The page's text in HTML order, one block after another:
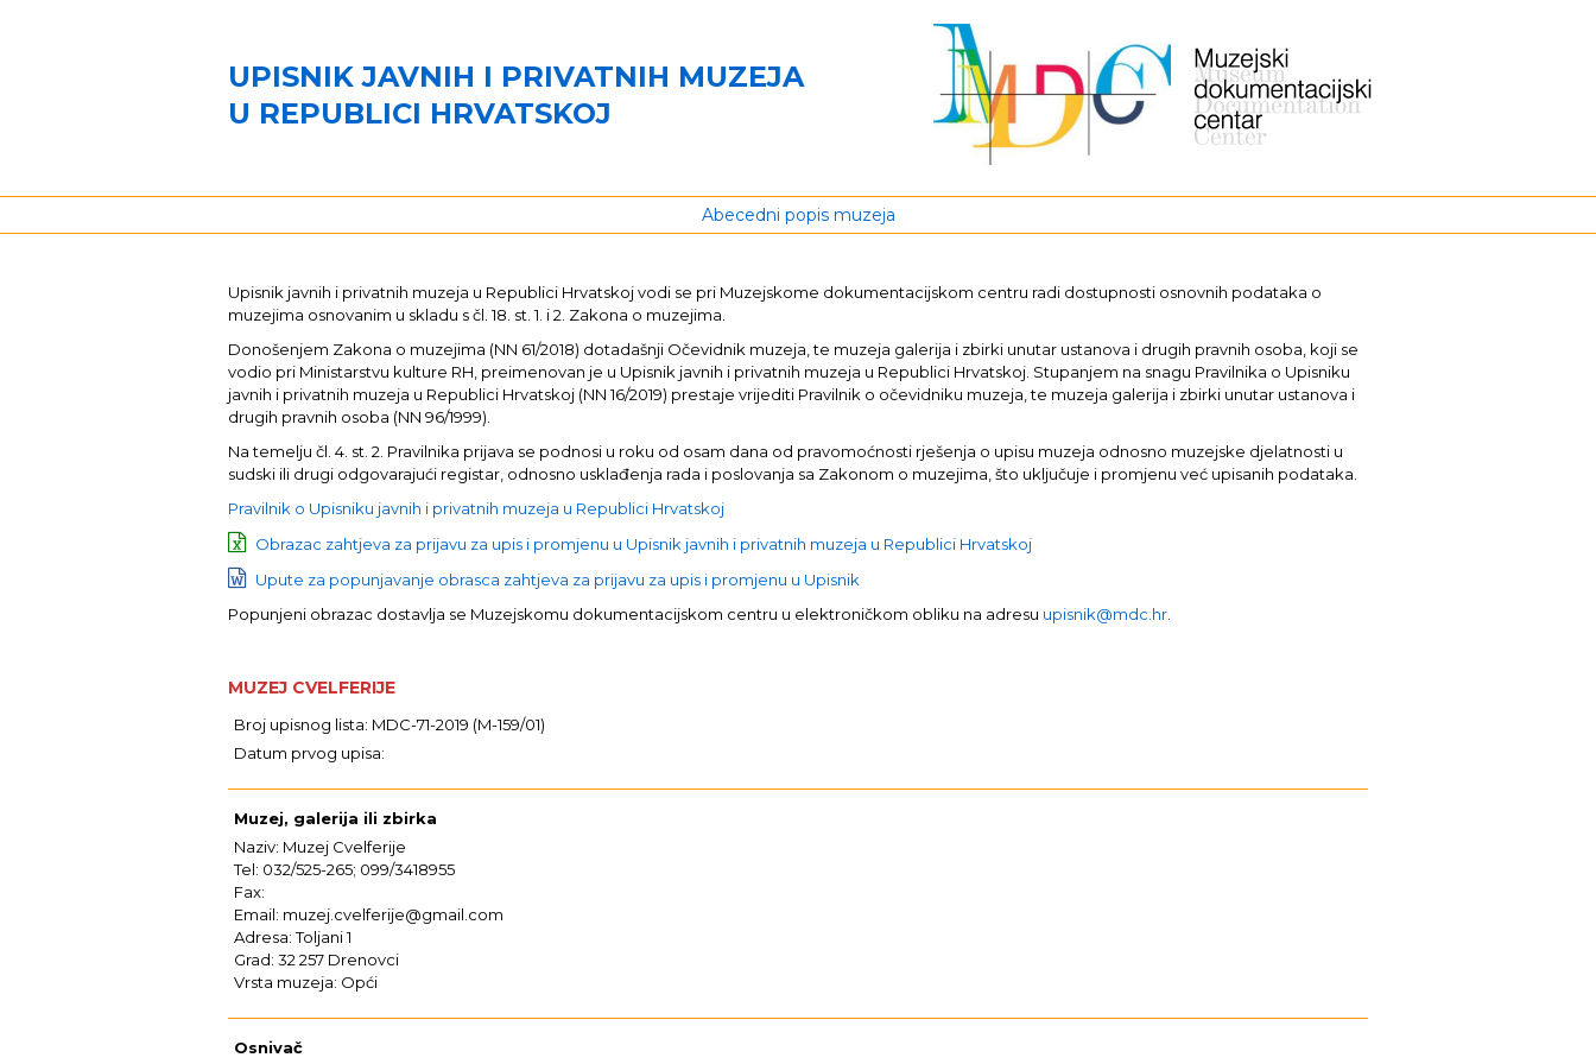
UPISNIK JAVNIH I PRIVATNIH MUZEJA
U REPUBLICI HRVATSKOJ
Abecedni popis muzeja
Upisnik javnih i privatnih muzeja u Republici Hrvatskoj vodi se pri Muzejskome dokumentacijskom centru radi dostupnosti osnovnih podataka o
muzejima osnovanim u skladu s čl. 18. st. 1. i 2. Zakona o muzejima.
Donošenjem Zakona o muzejima (NN 61/2018) dotadašnji Očevidnik muzeja, te muzeja galerija i zbirki unutar ustanova i drugih pravnih osoba, koji se
vodio pri Ministarstvu kulture RH, preimenovan je u Upisnik javnih i privatnih muzeja u Republici Hrvatskoj. Stupanjem na snagu Pravilnika o Upisniku
javnih i privatnih muzeja u Republici Hrvatskoj (NN 16/2019) prestaje vrijediti Pravilnik o očevidniku muzeja, te muzeja galerija i zbirki unutar ustanova i
drugih pravnih osoba (NN 96/1999).
Na temelju čl. 4. st. 2. Pravilnika prijava se podnosi u roku od osam dana od pravomoćnosti rješenja o upisu muzeja odnosno muzejske djelatnosti u
sudski ili drugi odgovarajući registar, odnosno usklađenja rada i poslovanja sa Zakonom o muzejima, što uključuje i promjenu već upisanih podataka.
Pravilnik o Upisniku javnih i privatnih muzeja u Republici Hrvatskoj
Obrazac zahtjeva za prijavu za upis i promjenu u Upisnik javnih i privatnih muzeja u Republici Hrvatskoj
Upute za popunjavanje obrasca zahtjeva za prijavu za upis i promjenu u Upisnik
Popunjeni obrazac dostavlja se Muzejskomu dokumentacijskom centru u elektroničkom obliku na adresu upisnik@mdc.hr
MUZEJ CVELFERIJE
Broj upisnog lista: MDC-71-2019 (M-159/01)
Datum prvog upisa:
Muzej, galerija ili zbirka
Naziv: Muzej Cvelferije
Tel: 032/525-265; 099/3418955
Fax:
Email: muzej.cvelferije@gmail.com
Adresa: Toljani 1
Grad: 32 257 Drenovci
Vrsta muzeja: Opći
Osnivač